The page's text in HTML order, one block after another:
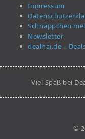
Impressum
Schnäppchen
Newsletter
dealhai.de –
Viel Spaß bei
©